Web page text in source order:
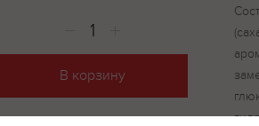
В корзину